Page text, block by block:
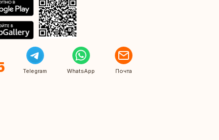
Telegram WhatsApp Почта